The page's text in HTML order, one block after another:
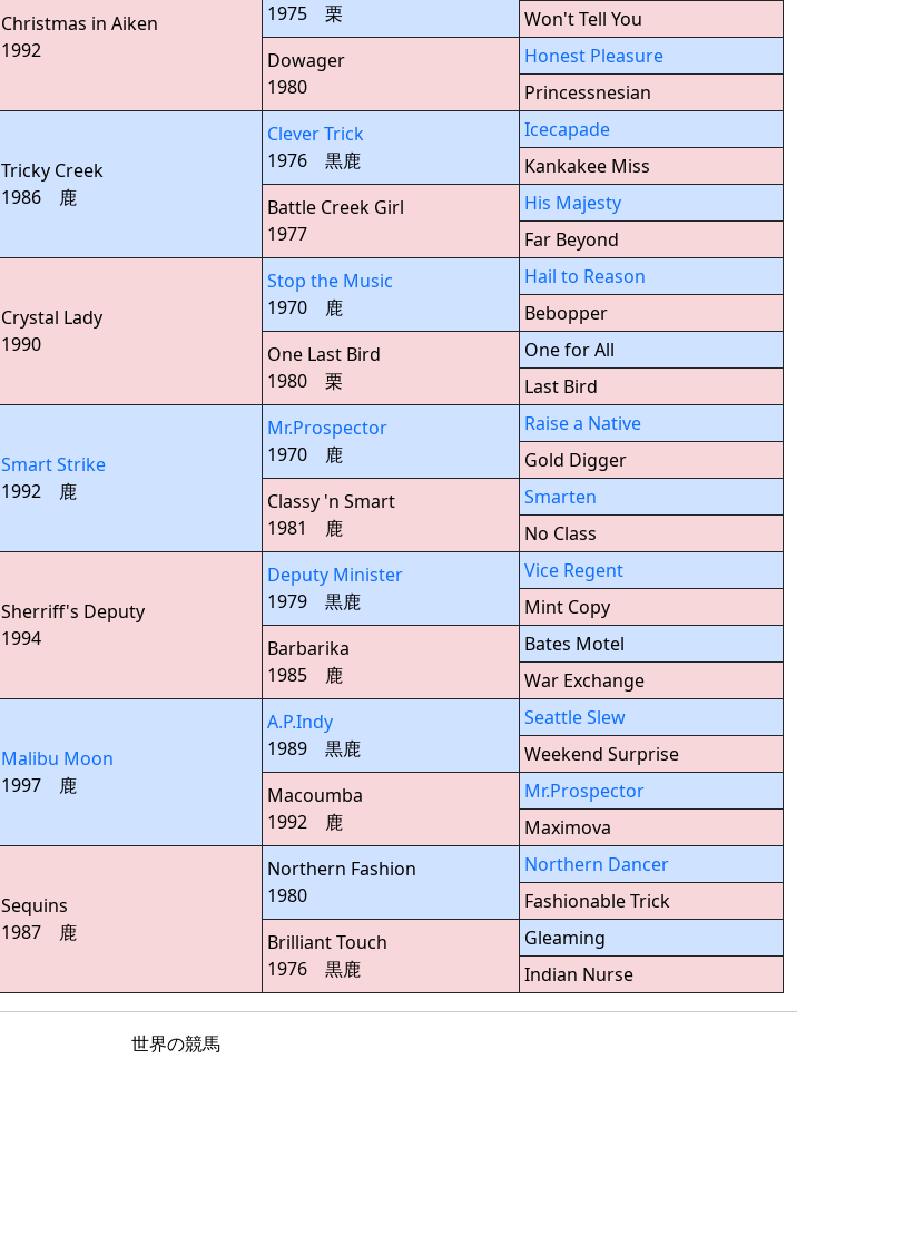
Christmas in Aiken
1992
1975 栗
Won't Tell You
Dowager
1980
Honest Pleasure
Princessnesian
Tricky Creek
1986 鹿
Clever Trick
1976 黒鹿
Icecapade
Kankakee Miss
Battle Creek Girl
1977
His Majesty
Far Beyond
Crystal Lady
1990
Stop the Music
1970 鹿
Hail to Reason
Bebopper
One Last Bird
1980 栗
One for All
Last Bird
Smart Strike
1992 鹿
Mr.Prospector
1970 鹿
Raise a Native
Gold Digger
Classy 'n Smart
1981 鹿
Smarten
No Class
Sherriff's Deputy
1994
Deputy Minister
1979 黒鹿
Vice Regent
Mint Copy
Barbarika
1985 鹿
Bates Motel
War Exchange
Malibu Moon
1997 鹿
A.P.Indy
1989 黒鹿
Seattle Slew
Weekend Surprise
Macoumba
1992 鹿
Mr.Prospector
Maximova
Sequins
1987 鹿
Northern Fashion
1980
Northern Dancer
Fashionable Trick
Brilliant Touch
1976 黒鹿
Gleaming
Indian Nurse
世界の競馬